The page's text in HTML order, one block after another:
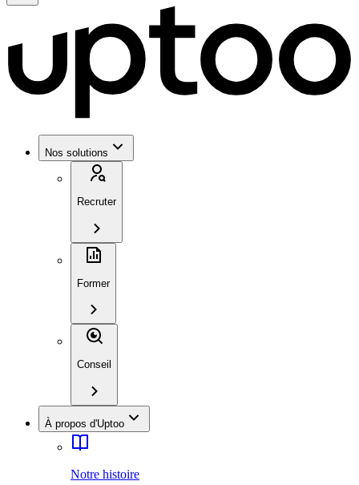
Nos solutions
Recruter
Former
Conseil
À propos d'Uptoo
Notre histoire